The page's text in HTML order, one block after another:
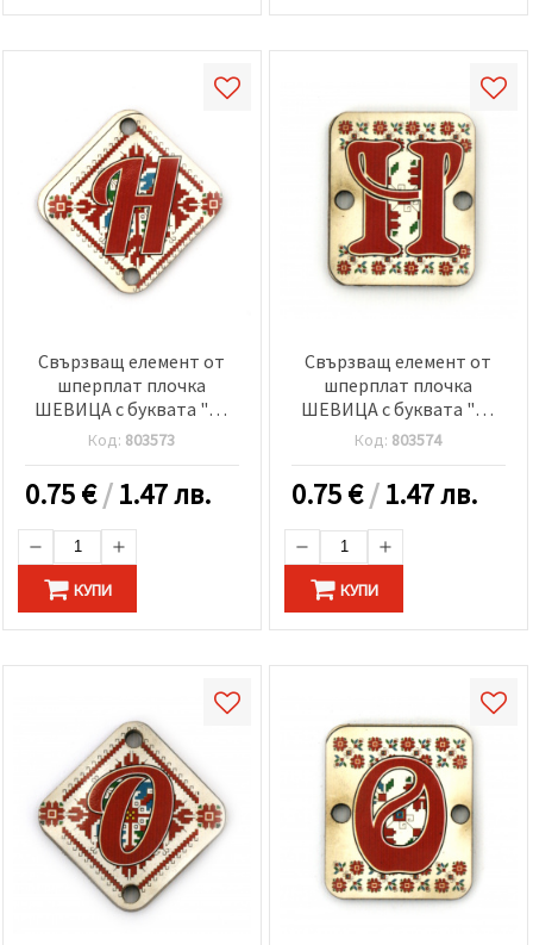
Свързващ елемент от
шперплат плочка
ШЕВИЦА с буквата "Н"
30x2 мм дупка 2.5 мм -5
броя
Код: 803573
0.75€/1.47 лв.
КУПИ
Свързващ елемент от
шперплат плочка
ШЕВИЦА с буквата "Н"
20x25x2 мм дупка 2.5 мм
-5 броя
Код: 803574
0.75€/1.47 лв.
КУПИ